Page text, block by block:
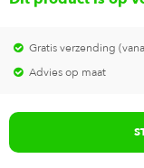
Gratis verzending
Advies op maat